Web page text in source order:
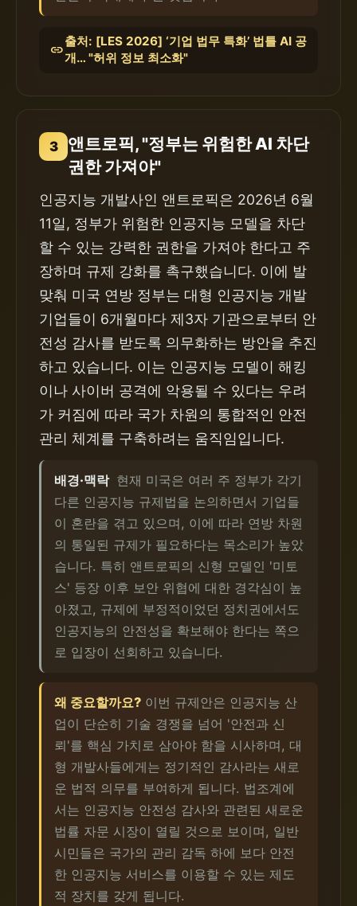
link
출처: [LES 2026] ‘기업 법무 특화’ 법틀 AI 공
개… "허위 정보 최소화"
3
앤트로픽, "정부는 위험한 AI 차단
권한 가져야"
인공지능 개발사인 앤트로픽은 2026년 6월
11일, 정부가 위험한 인공지능 모델을 차단
할 수 있는 강력한 권한을 가져야 한다고 주
장하며 규제 강화를 촉구했습니다. 이에 발
맞춰 미국 연방 정부는 대형 인공지능 개발
기업들이 6개월마다 제3자 기관으로부터 안
전성 감사를 받도록 의무화하는 방안을 추진
하고 있습니다. 이는 인공지능 모델이 해킹
이나 사이버 공격에 악용될 수 있다는 우려
가 커짐에 따라 국가 차원의 통합적인 안전
관리 체계를 구축하려는 움직임입니다.
배경·맥락 현재 미국은 여러 주 정부가 각기
다른 인공지능 규제법을 논의하면서 기업들
이 혼란을 겪고 있으며, 이에 따라 연방 차원
의 통일된 규제가 필요하다는 목소리가 높았
습니다. 특히 앤트로픽의 신형 모델인 '미토
스' 등장 이후 보안 위협에 대한 경각심이 높
아졌고, 규제에 부정적이었던 정치권에서도
인공지능의 안전성을 확보해야 한다는 쪽으
로 입장이 선회하고 있습니다.
왜 중요할까요? 이번 규제안은 인공지능 산
업이 단순히 기술 경쟁을 넘어 '안전과 신
뢰'를 핵심 가치로 삼아야 함을 시사하며, 대
형 개발사들에게는 정기적인 감사라는 새로
운 법적 의무를 부여하게 됩니다. 법조계에
서는 인공지능 안전성 감사와 관련된 새로운
법률 자문 시장이 열릴 것으로 보이며, 일반
시민들은 국가의 관리 감독 하에 보다 안전
한 인공지능 서비스를 이용할 수 있는 제도
적 장치를 갖게 됩니다.